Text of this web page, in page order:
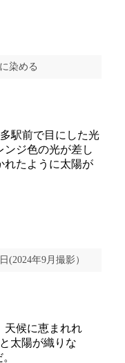
染める
駅前で目にした光
ンジ色の光が差し
れたように太陽が
(2024年9月撮影）
候に恵まれれ
太陽が織りな